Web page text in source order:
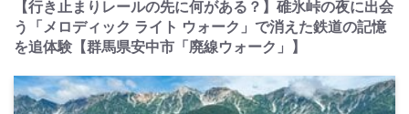
【行き止まりレールの先に何がある？】碓氷峠の夜に出会
う「メロディック ライト ウォーク」で消えた鉄道の記憶
を追体験【群馬県安中市「廃線ウォーク」】